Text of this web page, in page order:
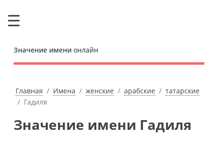
Значение имени онлайн
Главная Имена женские арабские
татарские
Гадиля
Значение имени Гадиля